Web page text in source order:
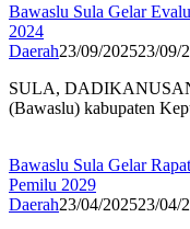
Bawaslu Sula Gelar
2024
Daerah23/09/202523/09/
SULA,
(Bawaslu) kabupaten
Bawaslu Sula Gelar
Pemilu 2029
Daerah23/04/202523/04/